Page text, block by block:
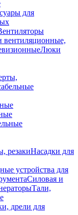
для
вентиляционные,
Люки
резакиНасадки для
устройства для
Силовая и
Тали,
дрели для